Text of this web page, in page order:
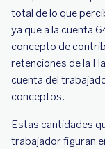
total de lo que
ya que a la cuenta
concepto de
retenciones de la
cuenta del
conceptos.
Estas cantidades
trabajador figuran